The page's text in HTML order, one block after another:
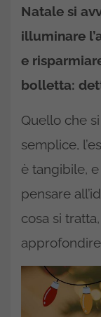
Natale si
illuminare
e
bolletta:
Quello che
semplice,
è tangibile,
pensare
cosa si